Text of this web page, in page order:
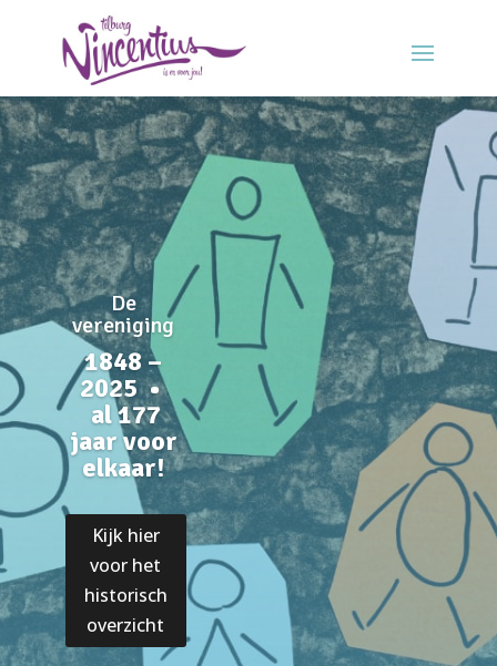
De
vereniging
1848 –
2025 •
al 177
jaar voor
elkaar!
Kijk hier
voor het
historisch
overzicht